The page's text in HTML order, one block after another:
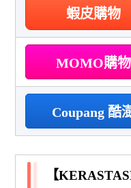
蝦皮購物
MOMO購物
Coupang 酷
【